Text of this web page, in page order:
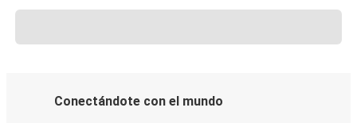
Conectándote con el mundo